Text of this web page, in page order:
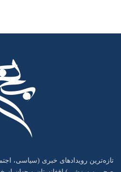
تازه‌ترین رویدادهای خبری (سیاسی،